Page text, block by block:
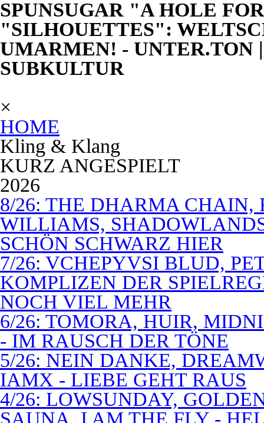
SPUNSUGAR "A HOLE
"SILHOUETTES":
UMARMEN! -
SUBKULTUR
×
HOME
Kling & Klang
KURZ ANGESPIELT
2026
8/26: THE DHARMA CHAIN,
WILLIAMS,
SCHÖN SCHWARZ HIER
7/26: VCHEPYVSI BLUD,
KOMPLIZEN DER
NOCH VIEL MEHR
6/26: TOMORA, HUIR,
- IM RAUSCH DER TÖNE
5/26: NEIN DANKE,
IAMX - LIEBE GEHT RAUS
4/26: LOWSUNDAY,
SAUNA, I AM THE FLY -